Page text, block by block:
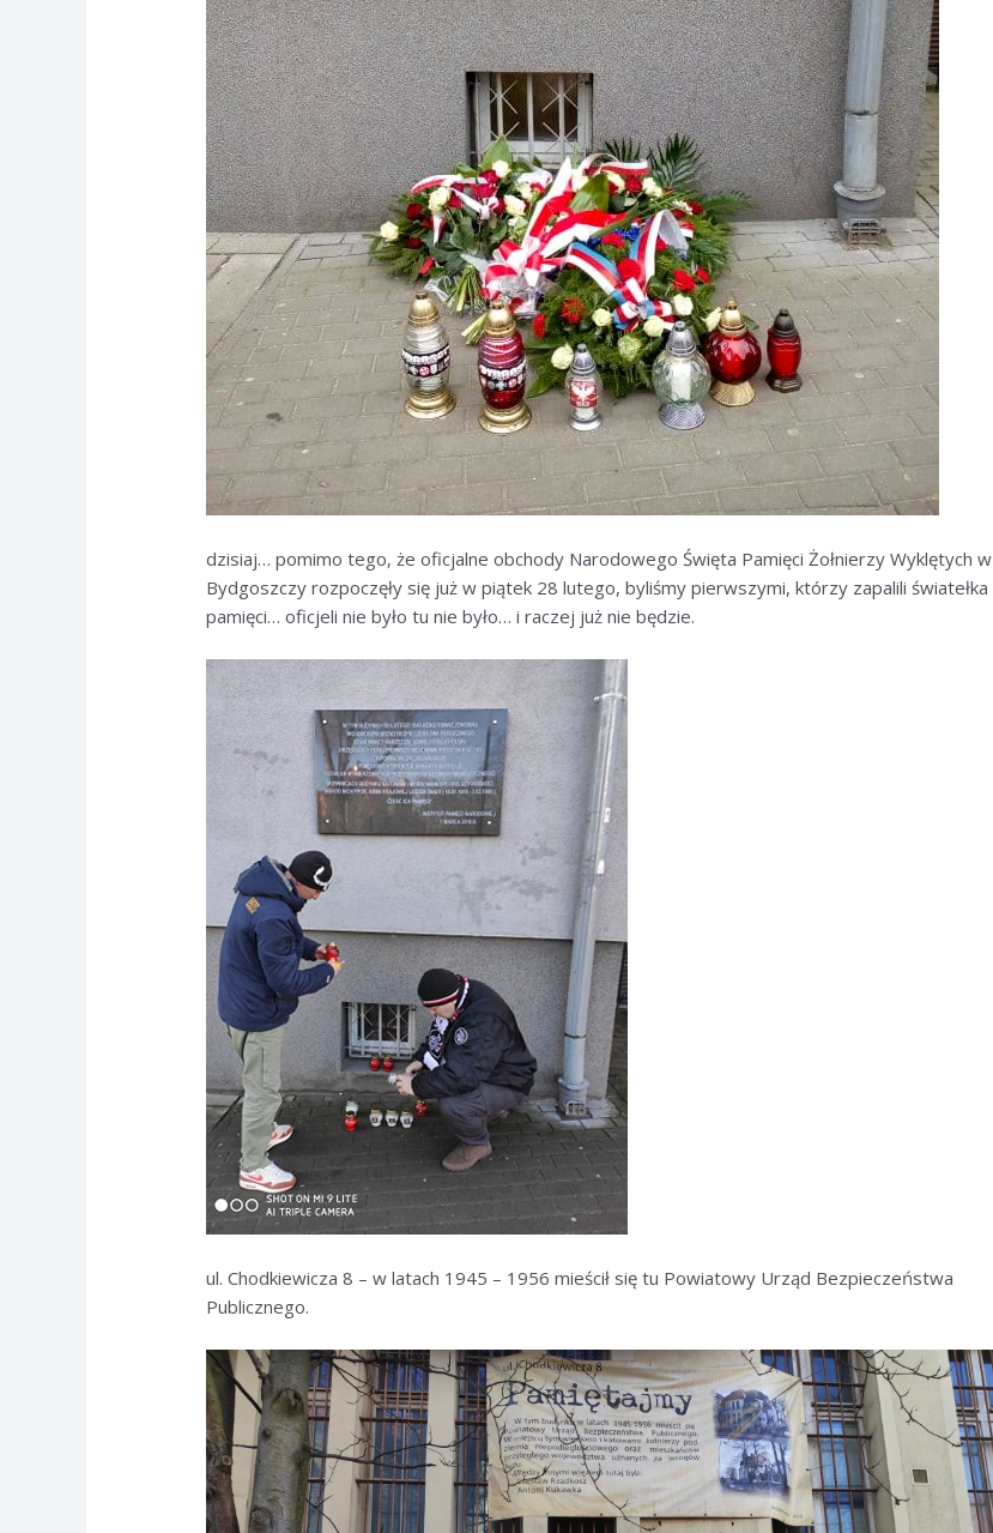
dzisiaj… pomimo tego, że oficjalne obchody Narodowego Święta Pamięci Żołnierzy Wyklętych w
Bydgoszczy rozpoczęły się już w piątek 28 lutego, byliśmy pierwszymi, którzy zapalili światełka
pamięci… oficjeli nie było tu nie było… i raczej już nie będzie.
ul. Chodkiewicza 8 – w latach 1945 – 1956 mieścił się tu Powiatowy Urząd Bezpieczeństwa
Publicznego.